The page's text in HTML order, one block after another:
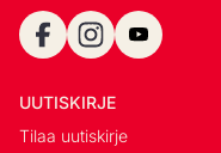
UUTISKIRJE
Tilaa uutiskirje